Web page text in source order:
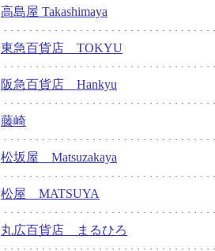
高島屋 Takashimaya
東急百貨店 TOKYU
阪急百貨店 Hankyu
藤崎
松坂屋 Matsuzakaya
松屋 MATSUYA
丸広百貨店 まるひろ